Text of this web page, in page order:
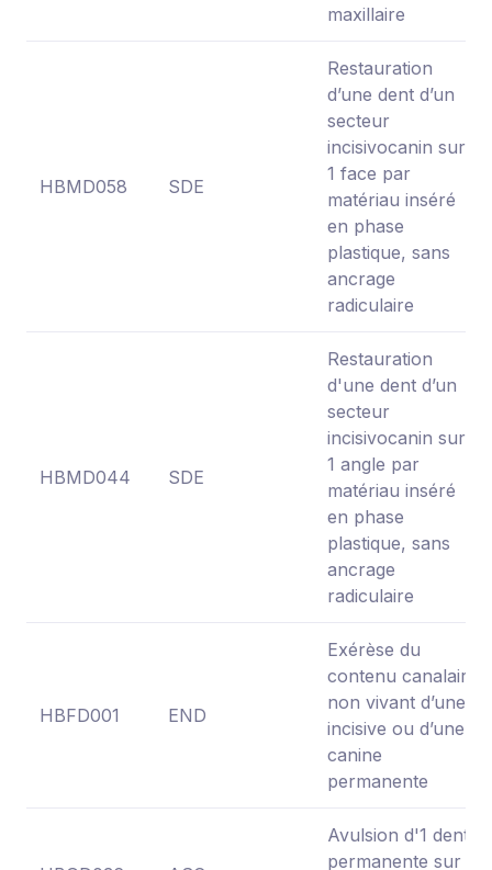
maxillaire
HBMD058 SDE
Restauration
d’une dent d’un
secteur
incisivocanin sur
1 face par
matériau inséré
en phase
plastique, sans
ancrage
radiculaire
HBMD044 SDE
Restauration
d'une dent d’un
secteur
incisivocanin sur
1 angle par
matériau inséré
en phase
plastique, sans
ancrage
radiculaire
HBFD001 END
Exérèse du
contenu canalaire
non vivant d’une
incisive ou d’une
canine
permanente
Avulsion d'1 dent
permanente sur